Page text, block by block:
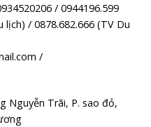
/ 0944196.599
lịch) / 0878.682.666 (TV Du
/
Nguyễn Trãi, P. sao đỏ,